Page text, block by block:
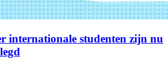
internationale studenten zijn nu